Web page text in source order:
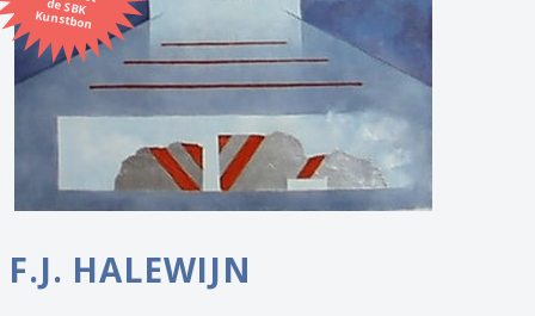
Kunstbon
F.J. HALEWIJN